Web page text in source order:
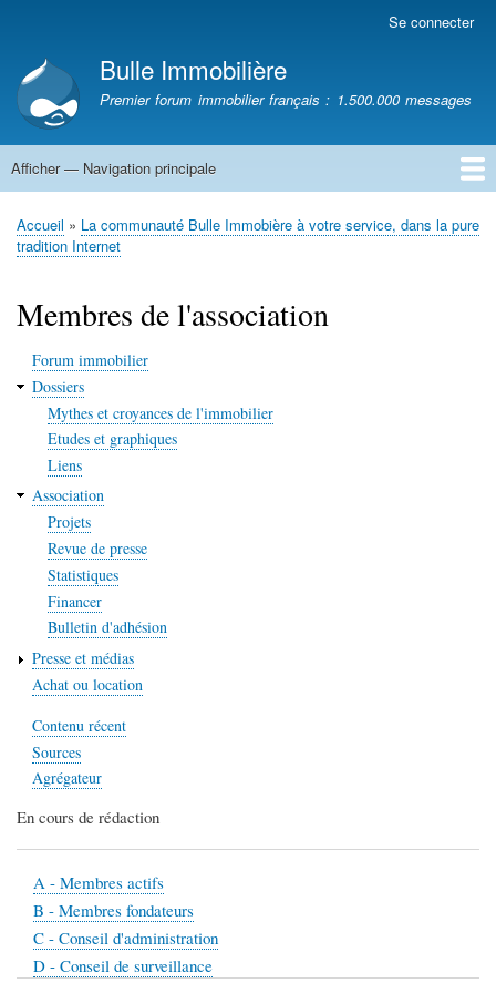
contenu
principal
compte
de
l'utilisateur
Se connecter
Bulle Immobilière
Premier forum immobilier français : 1.500.000 messages
Navigation
Afficher — Navigation principale
Accueil
Fil
Accueil
La communauté Bulle Immobière à votre service, dans la pure
tradition Internet
Membres de l'association
Forum immobilier
Dossiers
Mythes et croyances de l'immobilier
Etudes et graphiques
Liens
Association
Projets
Revue de presse
Statistiques
Financer
Bulletin d'adhésion
Presse et médias
Achat ou location
Contenu récent
Sources
Agrégateur
En cours de rédaction
A - Membres actifs
B - Membres fondateurs
C - Conseil d'administration
D - Conseil de surveillance